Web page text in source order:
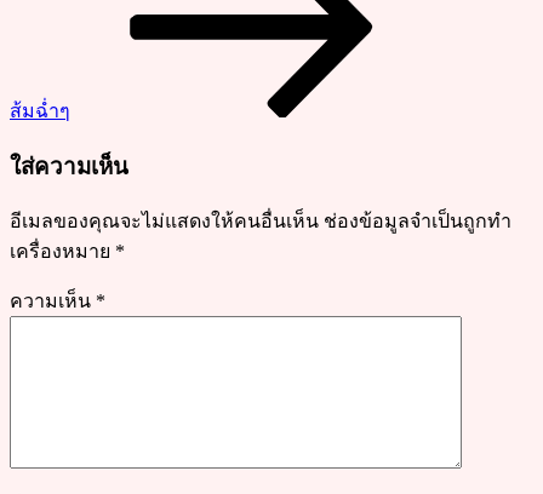
ส้มฉ่ำๆ
ใส่ความเห็น
อีเมลของคุณจะไม่แสดงให้คนอื่นเห็น ช่องข้อมูลจำเป็นถูกทำ
เครื่องหมาย *
ความเห็น *